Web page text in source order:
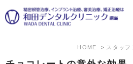
HOME スタッフ